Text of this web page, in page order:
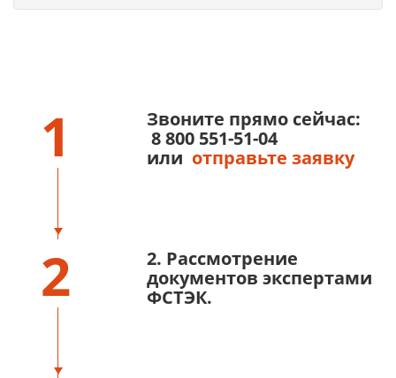
1
Звоните прямо сейчас:
8 800 551-51-04
или отправьте заявку
2
2. Рассмотрение
документов экспертами
ФСТЭК.